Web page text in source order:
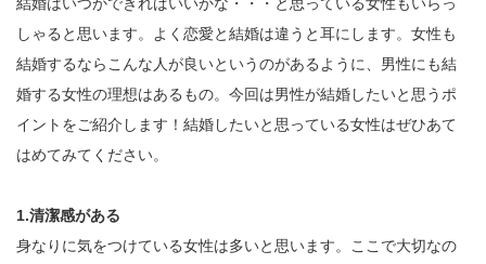
結婚はいつかできればいいかな・・・と思っている女性もいらっ
しゃると思います。よく恋愛と結婚は違うと耳にします。女性も
結婚するならこんな人が良いというのがあるように、男性にも結
婚する女性の理想はあるもの。今回は男性が結婚したいと思うポ
イントをご紹介します！結婚したいと思っている女性はぜひあて
はめてみてください。
1.清潔感がある
身なりに気をつけている女性は多いと思います。ここで大切なの